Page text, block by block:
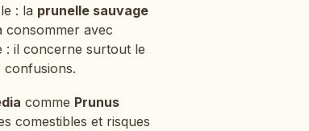
: la prunelle sauvage
consommer avec
: il concerne surtout le
confusions.
comme Prunus
comestibles et risques